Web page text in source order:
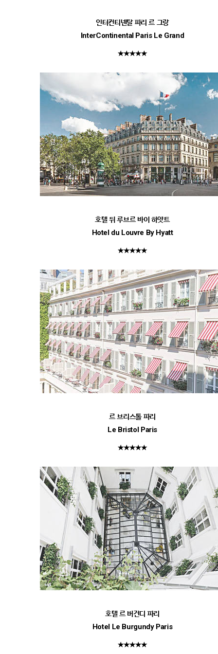
인터컨티넨탈 파리 르 그랑
InterContinental Paris Le Grand
★★★★★
호텔 뒤 루브르 바이 하얏트
Hotel du Louvre By Hyatt
★★★★★
르 브리스톨 파리
Le Bristol Paris
★★★★★
호텔 르 버건디 파리
Hotel Le Burgundy Paris
★★★★★